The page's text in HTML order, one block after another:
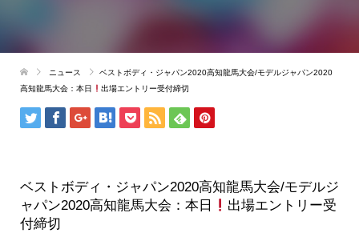
ニュース
ベストボディ・ジャパン2020高知龍馬大会/モデルジャパン2020
高知龍馬大会：本日
出場エントリー受付締切
ベストボディ・ジャパン2020高知龍馬大会/モデルジ
ャパン2020高知龍馬大会：本日
出場エントリー受
付締切